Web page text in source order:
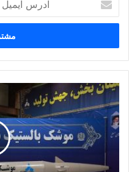
ایمیل
خود
وارد
کنید
موشک
حاج
قاسم؛
تازه‌وارد
نیروهای
مسلح